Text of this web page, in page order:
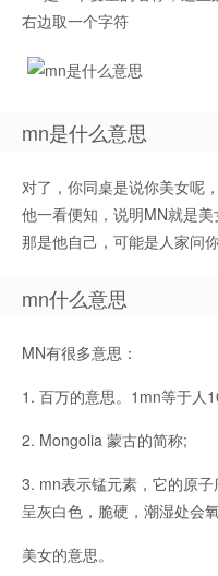
右边取一个字符
mn是什么意思
对了，你同桌是说你美女呢
他一看便知，说明MN就是
那是他自己，可能是人家
mn什么意思
MN有很多意思：
1. 百万的意思。1mn等于人
2. Mongolia 蒙古的简称;
3. mn表示锰元素，它的原
呈灰白色，脆硬，潮湿处会
美女的意思。